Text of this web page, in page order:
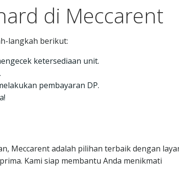
di Meccarent
langkah berikut:
ketersediaan unit.
pembayaran DP.
Meccarent adalah pilihan terbaik dengan
Kami siap membantu Anda menikmati